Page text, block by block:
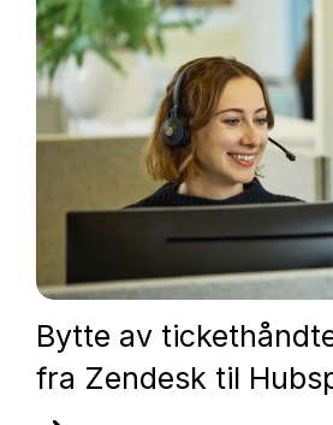
Bytte av
fra Zendesk til